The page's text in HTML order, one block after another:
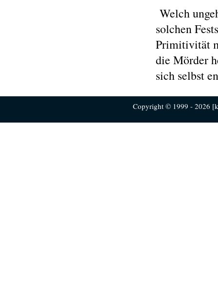
Welch
solchen
Primitivität
die Mörder
sich selbst
Copyright © 1999 - 2026